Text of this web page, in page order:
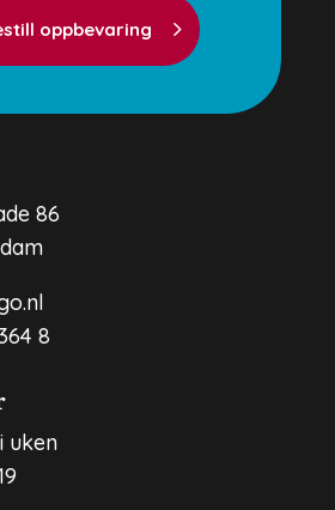
oppbevaring
86
8
uken